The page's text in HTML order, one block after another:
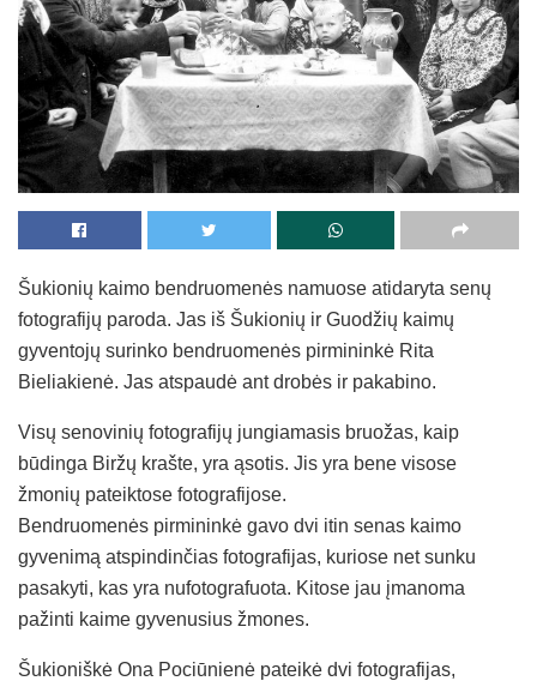
Šukionių kaimo bendruomenės namuose atidaryta senų
fotografijų paroda. Jas iš Šukionių ir Guodžių kaimų
gyventojų surinko bendruomenės pirmininkė Rita
Bieliakienė. Jas atspaudė ant drobės ir pakabino.
Visų senovinių fotografijų jungiamasis bruožas, kaip
būdinga Biržų krašte, yra ąsotis. Jis yra bene visose
žmonių pateiktose fotografijose.
Bendruomenės pirmininkė gavo dvi itin senas kaimo
gyvenimą atspindinčias fotografijas, kuriose net sunku
pasakyti, kas yra nufotografuota. Kitose jau įmanoma
pažinti kaime gyvenusius žmones.
Šukioniškė Ona Pociūnienė pateikė dvi fotografijas,